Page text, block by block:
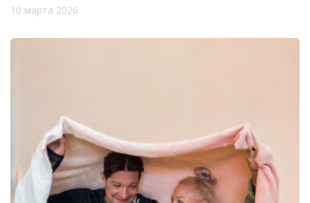
10 марта 2026